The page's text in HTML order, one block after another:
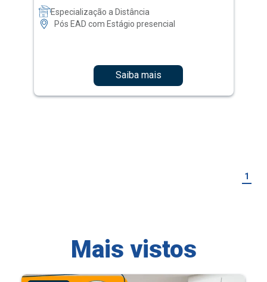
Especialização a Distância
Pós EAD com Estágio presencial
Saiba mais
1
Mais vistos